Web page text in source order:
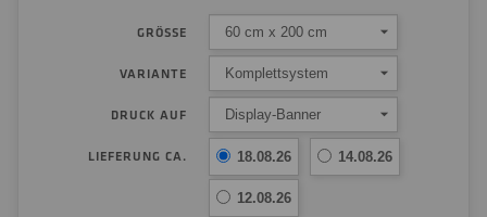
GRÖSSE 60 cm x 200 cm
VARIANTE Komplettsystem
DRUCK AUF Display-Banner
LIEFERUNG CA. 18.08.26 14.08.26
12.08.26